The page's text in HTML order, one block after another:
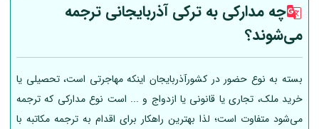
چه مدارکی به ترکی آذربایجانی ترجمه
می‌شوند؟
بسته به نوع حضور در کشورآذربایجان اینکه مهاجرتی است، تحصیلی یا
خرید ملک، تجاری یا قانونی یا ازدواج و ... است نوع مدارکی که ترجمه
می‌شود متفاوت است؛ لذا بهترین راهکار برای اقدام به ترجمه مکاتبه با